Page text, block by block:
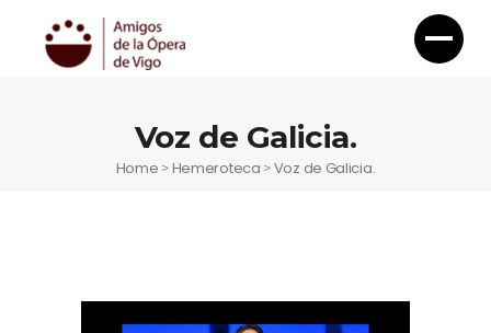
Voz de Galicia.
Home >Hemeroteca >Voz de Galicia.